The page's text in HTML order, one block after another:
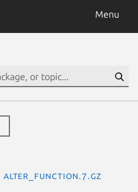
Menu
alter_function.7.gz